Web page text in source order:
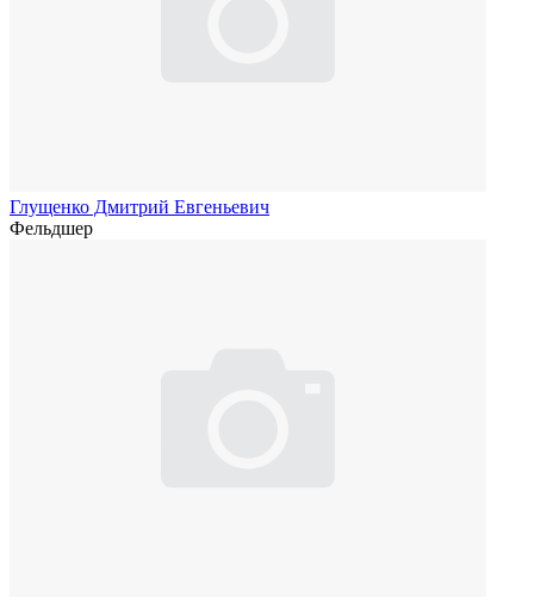
Глущенко Дмитрий Евгеньевич
Фельдшер